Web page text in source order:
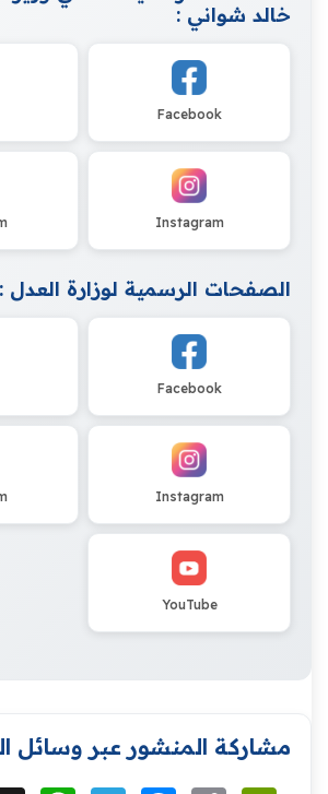
خالد شواني :
Facebook
Instagram
الصفحات الرسمية لوزارة العدل :
Facebook
Instagram
YouTube
مشاركة المنشور عبر وسائل